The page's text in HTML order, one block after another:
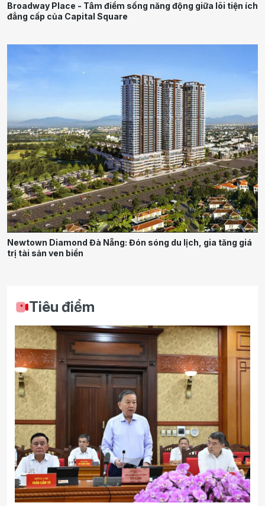
Broadway Place - Tâm điểm sống năng động giữa lõi tiện ích
đẳng cấp của Capital Square
Newtown Diamond Đà Nẵng: Đón sóng du lịch, gia tăng giá
trị tài sản ven biển
Tiêu điểm